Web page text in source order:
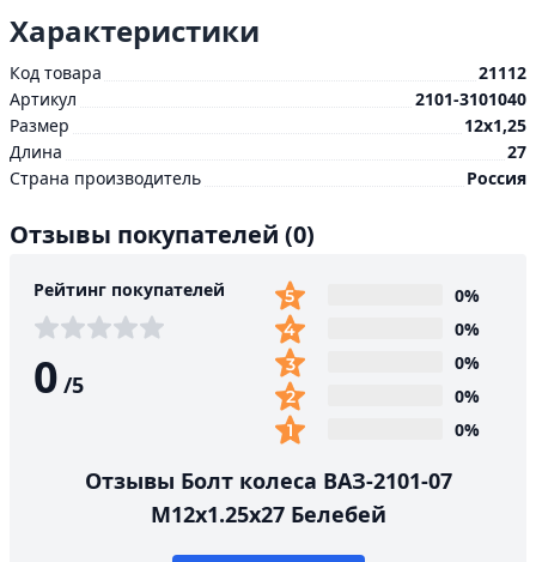
Характеристики
Код товара
21112
Артикул
2101-3101040
Размер
12х1,25
Длина
27
Страна производитель
Россия
Отзывы покупателей (0)
Рейтинг покупателей
0 /5
0%
0%
0%
0%
0%
Отзывы Болт колеса ВАЗ-2101-07
М12х1.25х27 Белебей